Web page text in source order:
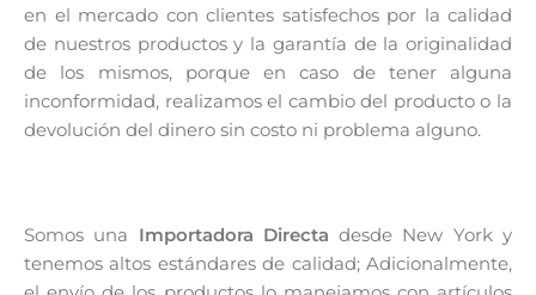
en el mercado con clientes satisfechos por la calidad
de nuestros productos y la garantía de la originalidad
de los mismos, porque en caso de tener alguna
inconformidad, realizamos el cambio del producto o la
devolución del dinero sin costo ni problema alguno.
Somos una Importadora Directa desde New York y
tenemos altos estándares de calidad; Adicionalmente,